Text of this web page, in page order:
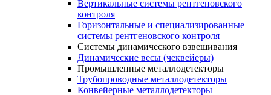
Вертикальные системы рентгеновского
контроля
Горизонтальные и специализированные
системы рентгеновского контроля
Системы динамического взвешивания
Динамические весы (чеквейеры)
Промышленные металлодетекторы
Трубопроводные металлодетекторы
Конвейерные металлодетекторы